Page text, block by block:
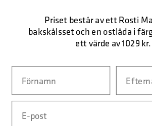
Priset består av ett Rosti
bakskålsset och en ostlåda i
ett värde av 1029 kr.